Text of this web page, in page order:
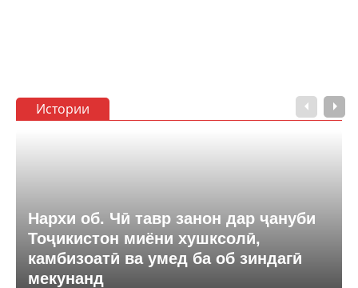
Истории
Нархи об. Чӣ тавр занон дар ҷануби
Тоҷикистон миёни хушксолӣ,
камбизоатӣ ва умед ба об зиндагӣ
мекунанд